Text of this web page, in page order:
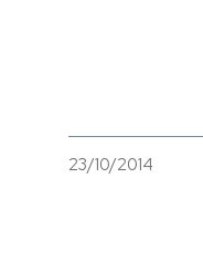
23/10/2014